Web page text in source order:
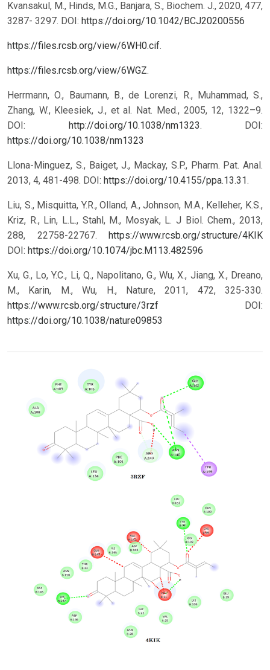
Kvansakul, M., Hinds, M.G., Banjara, S., Biochem. J., 2020, 477,
3287- 3297. DOI: https://doi.org/10.1042/BCJ20200556
https://files.rcsb.org/view/6WH0.cif.
https://files.rcsb.org/view/6WGZ.
Herrmann, O., Baumann, B., de Lorenzi, R., Muhammad, S.,
Zhang, W., Kleesiek, J., et al. Nat. Med., 2005, 12, 1322–9.
DOI:
http://doi.org/10.1038/nm1323.
DOI:
https://doi.org/10.1038/nm1323
Llona-Minguez, S., Baiget, J., Mackay, S.P., Pharm. Pat. Anal.
2013, 4, 481-498. DOI: https://doi.org/10.4155/ppa.13.31.
Liu, S., Misquitta, Y.R., Olland, A., Johnson, M.A., Kelleher, K.S.,
Kriz, R., Lin, L.L., Stahl, M., Mosyak, L. J Biol. Chem., 2013,
288, 22758-22767.
https://www.rcsb.org/structure/4KIK
DOI: https://doi.org/10.1074/jbc.M113.482596
Xu, G., Lo, Y.C., Li, Q., Napolitano, G., Wu, X., Jiang, X., Dreano,
M., Karin, M., Wu, H., Nature, 2011, 472, 325-330.
https://www.rcsb.org/structure/3rzf
DOI:
https://doi.org/10.1038/nature09853